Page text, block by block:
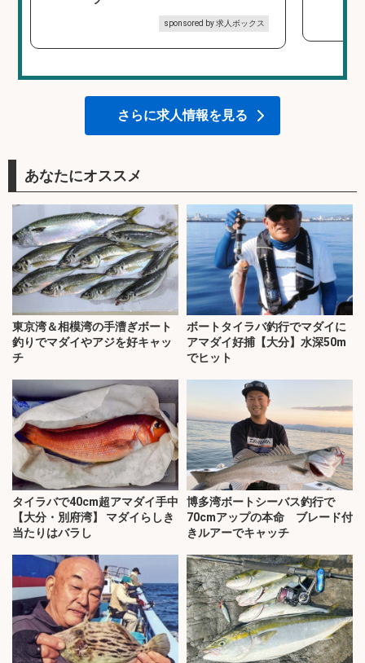
sponsored by 求人ボックス
さらに求人情報を見る
あなたにオススメ
東京湾＆相模湾の手漕ぎボート
釣りでマダイやアジを好キャッ
チ
ボートタイラバ釣行でマダイに
アマダイ好捕【大分】水深50m
でヒット
タイラバで40cm超アマダイ手中
【大分・別府湾】 マダイらしき
当たりはバラし
博多湾ボートシーバス釣行で
70cmアップの本命 ブレード付
きルアーでキャッチ